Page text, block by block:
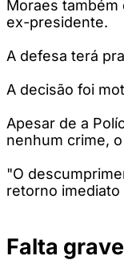
Moraes
ex-presidente.
A defesa terá
A decisão foi
Apesar de a
nenhum crime,
"O
retorno
Falta grave